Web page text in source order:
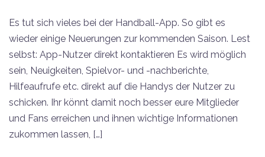
Es tut sich vieles bei der Handball-App. So gibt es
wieder einige Neuerungen zur kommenden Saison. Lest
selbst: App-Nutzer direkt kontaktieren Es wird möglich
sein, Neuigkeiten, Spielvor- und -nachberichte,
Hilfeaufrufe etc. direkt auf die Handys der Nutzer zu
schicken. Ihr könnt damit noch besser eure Mitglieder
und Fans erreichen und ihnen wichtige Informationen
zukommen lassen, […]